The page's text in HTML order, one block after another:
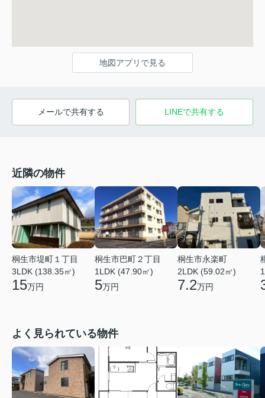
地図アプリで見る
メールで共有する LINEで共有する
近隣の物件
桐生市堤町１丁目
3LDK (138.35㎡)
15万円
桐生市巴町２丁目
1LDK (47.90㎡)
5万円
桐生市永楽町
2LDK (59.02㎡)
7.2万円
よく見られている物件